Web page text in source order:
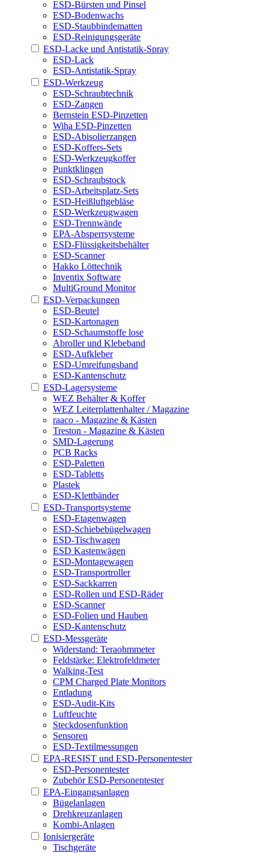
ESD-Bürsten und Pinsel
ESD-Bodenwachs
ESD-Staubbindematten
ESD-Reinigungsgeräte
ESD-Lacke und Antistatik-Spray
ESD-Lack
ESD-Antistatik-Spray
ESD-Werkzeug
ESD-Schraubtechnik
ESD-Zangen
Bernstein ESD-Pinzetten
Wiha ESD-Pinzetten
ESD-Abisolierzangen
ESD-Koffers-Sets
ESD-Werkzeugkoffer
Punktklingen
ESD-Schraubstock
ESD-Arbeitsplatz-Sets
ESD-Heißluftgebläse
ESD-Werkzeugwagen
ESD-Trennwände
EPA-Absperrsysteme
ESD-Flüssigkeitsbehälter
ESD-Scanner
Hakko Löttechnik
Inventix Software
MultiGround Monitor
ESD-Verpackungen
ESD-Beutel
ESD-Kartonagen
ESD-Schaumstoffe lose
Abroller und Klebeband
ESD-Aufkleber
ESD-Umreifungsband
ESD-Kantenschutz
ESD-Lagersysteme
WEZ Behälter & Koffer
WEZ Leiterplattenhalter / Magazine
raaco - Magazine & Kästen
Treston - Magazine & Kästen
SMD-Lagerung
PCB Racks
ESD-Paletten
ESD-Tabletts
Plastek
ESD-Klettbänder
ESD-Transportsysteme
ESD-Etagenwagen
ESD-Schiebebügelwagen
ESD-Tischwagen
ESD Kastenwägen
ESD-Montagewagen
ESD-Transportroller
ESD-Sackkarren
ESD-Rollen und ESD-Räder
ESD-Scanner
ESD-Folien und Hauben
ESD-Kantenschutz
ESD-Messgeräte
Widerstand: Teraohmmeter
Feldstärke: Elektrofeldmeter
Walking-Test
CPM Charged Plate Monitors
Entladung
ESD-Audit-Kits
Luftfeuchte
Steckdosenfunktion
Sensoren
ESD-Textilmessungen
EPA-RESIST und ESD-Personentester
ESD-Personentester
Zubehör ESD-Personentester
EPA-Eingangsanlagen
Bügelanlagen
Drehkreuzanlagen
Kombi-Anlagen
Ionisiergeräte
Tischgeräte